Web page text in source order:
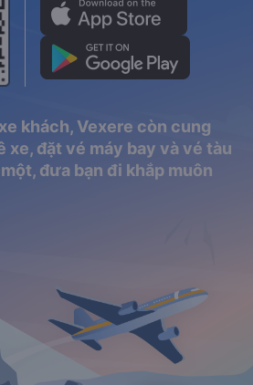
khách, Vexere còn cung
xe, đặt vé máy bay và vé tàu
đưa bạn đi khắp muôn